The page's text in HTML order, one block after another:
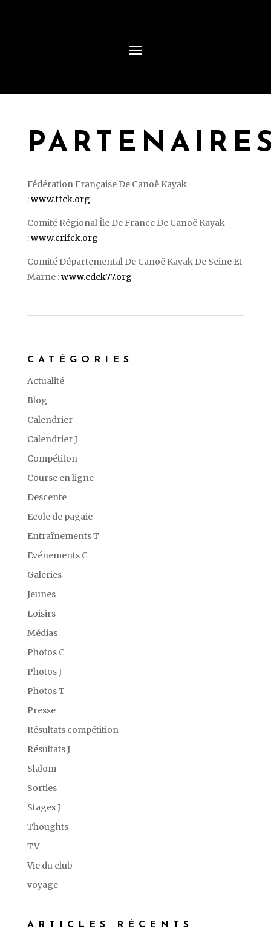
Fédération Française De Canoë Kayak
:www.ffck.org
Comité Régional Île De France De Canoë Kayak
:www.crifck.org
Comité Départemental De Canoë Kayak De Seine Et
Marne :www.cdck77.org
CATÉGORIES
Actualité
Blog
Calendrier
Calendrier J
Compétiton
Course en ligne
Descente
Ecole de pagaie
Entraînements T
Evénements C
Galeries
Jeunes
Loisirs
Médias
Photos C
Photos J
Photos T
Presse
Résultats compétition
Résultats J
Slalom
Sorties
Stages J
Thoughts
TV
Vie du club
voyage
ARTICLES RÉCENTS